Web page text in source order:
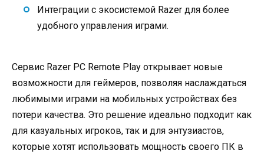
Интеграции с экосистемой Razer для более
удобного управления играми.
Сервис Razer PC Remote Play открывает новые
возможности для геймеров, позволяя наслаждаться
любимыми играми на мобильных устройствах без
потери качества. Это решение идеально подходит как
для казуальных игроков, так и для энтузиастов,
которые хотят использовать мощность своего ПК в